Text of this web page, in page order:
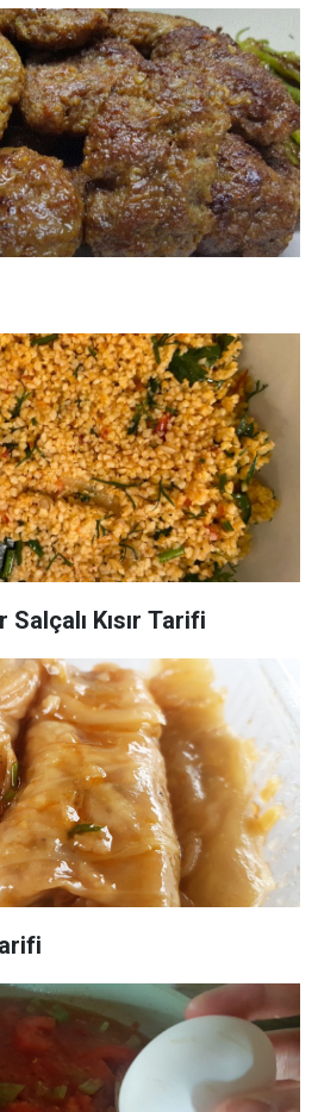
Kısır Tarifi